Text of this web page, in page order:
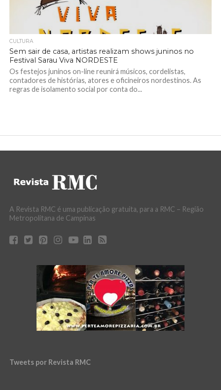
CULTURA
Sem sair de casa, artistas realizam shows juninos no
Festival Sarau Viva NORDESTE
Os festejos juninos on-line reunirá músicos, cordelistas,
contadores de histórias, atores e oficineiros nordestinos. As
regras de isolamento social por conta do...
A Revista RMC é uma publicação gratuita, para a RMC – Região
Metropolitana de Campinas
Tweets por Revista RMC